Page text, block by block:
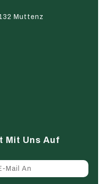
Muttenz
Mit Uns Auf